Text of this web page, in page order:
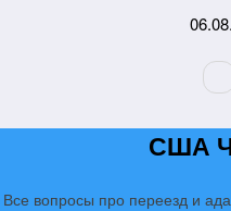
США
Все вопросы про переезд и